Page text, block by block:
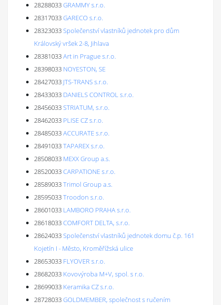
28288033GRAMMY s.r.o.
28317033GARECO s.r.o.
28323033Společenství vlastníků jednotek pro dům
Královský vršek 2-8, Jihlava
28381033Art in Prague s.r.o.
28398033 NOYESTON, SE
28427033 JTS-TRANS s.r.o.
28433033 DANIELS CONTROL s.r.o.
28456033STRIATUM, s.r.o.
28462033 PLISE CZ s.r.o.
28485033ACCURATE s.r.o.
28491033TAPAREX s.r.o.
28508033 MEXX Group a.s.
28520033CARPATIONE s.r.o.
28589033Trimol Group a.s.
28595033Troodon s.r.o.
28601033 LAMBORO PRAHA s.r.o.
28618033COMFORT DELTA, s.r.o.
28624033Společenství vlastníků jednotek domu č.p. 161
Kojetín I - Město, Kroměřížská ulice
28653033 FLYOVER s.r.o.
28682033 Kovovýroba M+V, spol. s r.o.
28699033 Keramika CZ s.r.o.
28728033GOLDMEMBER, společnost s ručením